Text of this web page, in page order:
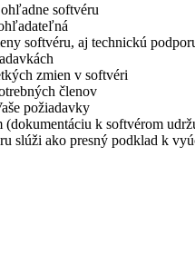
softvéru
softvéru, aj technickú
zmien v softvéri
členov
požiadavky
(dokumentáciu k softvérom
slúži ako presný podklad k